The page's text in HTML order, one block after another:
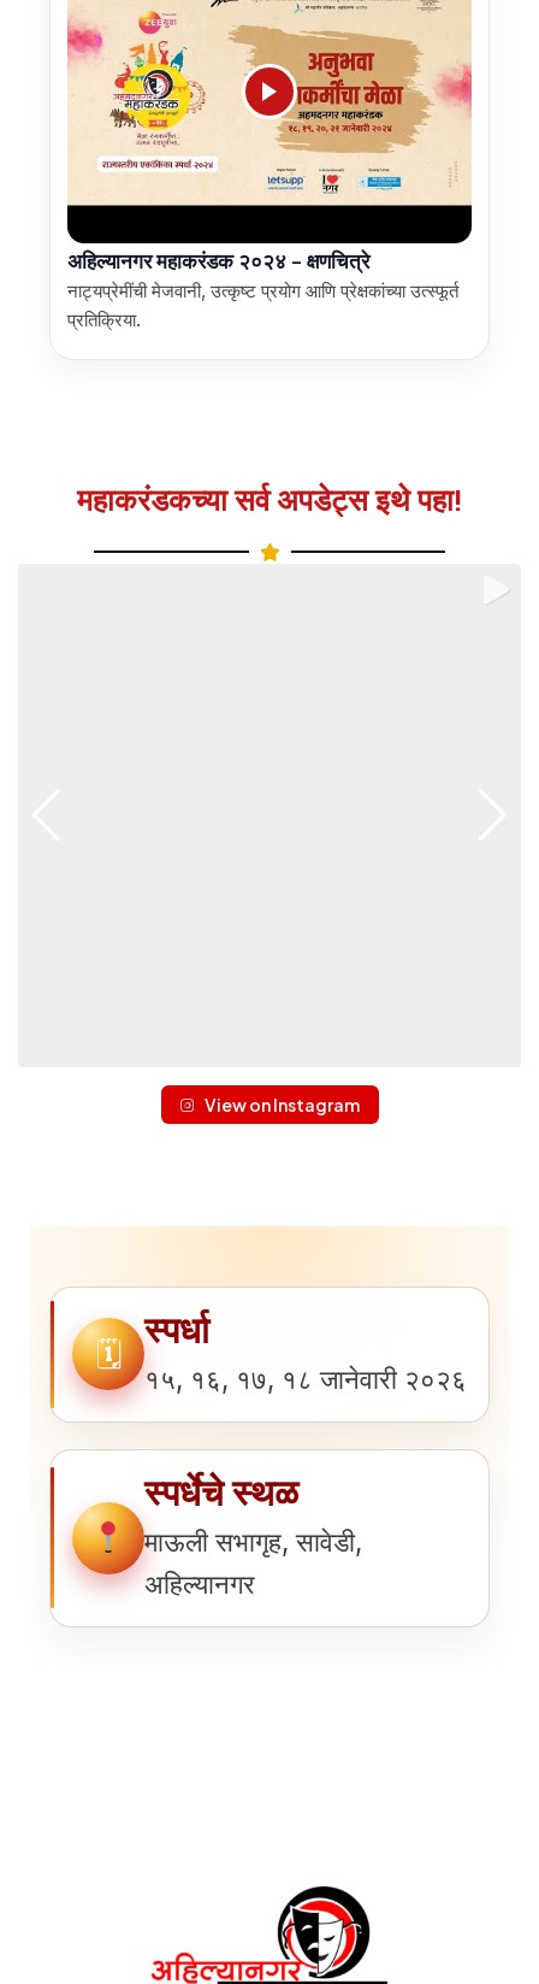
अहिल्यानगर महाकरंडक २०२४ – क्षणचित्रे
नाट्यप्रेमींची मेजवानी, उत्कृष्ट प्रयोग आणि प्रेक्षकांच्या उत्स्फूर्त
प्रतिक्रिया.
महाकरंडकच्या सर्व अपडेट्स इथे पहा!
View on Instagram
🗓
स्पर्धा
१५, १६, १७, १८ जानेवारी २०२६
स्पर्धेचे स्थळ
माऊली सभागृह, सावेडी,
अहिल्यानगर